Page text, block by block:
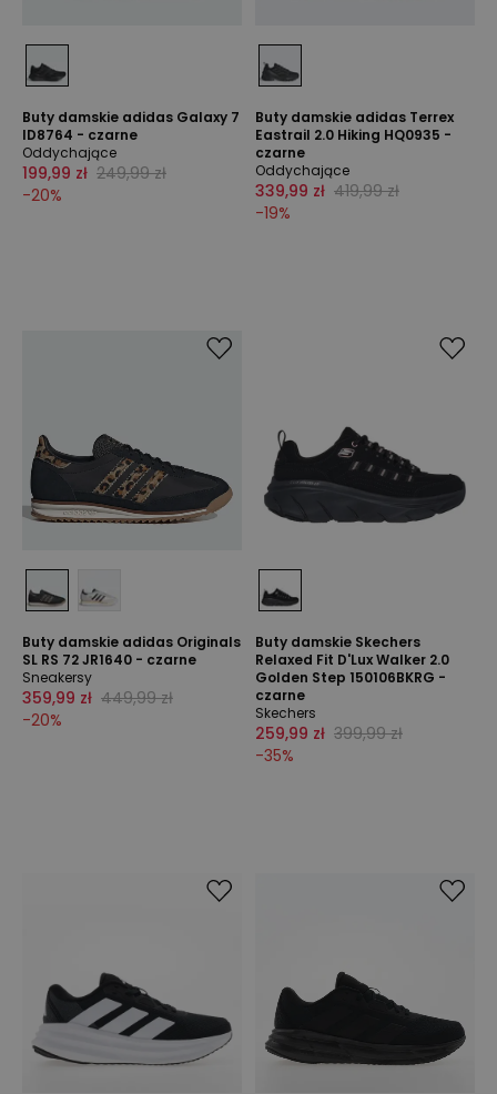
Buty damskie adidas Galaxy 7
ID8764 - czarne
Oddychające
199,99 zł 249,99 zł
-20%
Buty damskie adidas Terrex
Eastrail 2.0 Hiking HQ0935 -
czarne
Oddychające
339,99 zł 419,99 zł
-19%
Buty damskie adidas Originals
SL RS 72 JR1640 - czarne
Sneakersy
359,99 zł 449,99 zł
-20%
Buty damskie Skechers
Relaxed Fit D'Lux Walker 2.0
Golden Step 150106BKRG -
czarne
Skechers
259,99 zł 399,99 zł
-35%